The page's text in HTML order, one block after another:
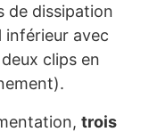
de dissipation
inférieur avec
clips en
trois